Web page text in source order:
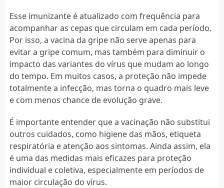
Esse imunizante é atualizado com frequência para
acompanhar as cepas que circulam em cada período.
Por isso, a vacina da gripe não serve apenas para
evitar a gripe comum, mas também para diminuir o
impacto das variantes do vírus que mudam ao longo
do tempo. Em muitos casos, a proteção não impede
totalmente a infecção, mas torna o quadro mais leve
e com menos chance de evolução grave.
É importante entender que a vacinação não substitui
outros cuidados, como higiene das mãos, etiqueta
respiratória e atenção aos sintomas. Ainda assim, ela
é uma das medidas mais eficazes para proteção
individual e coletiva, especialmente em períodos de
maior circulação do vírus.